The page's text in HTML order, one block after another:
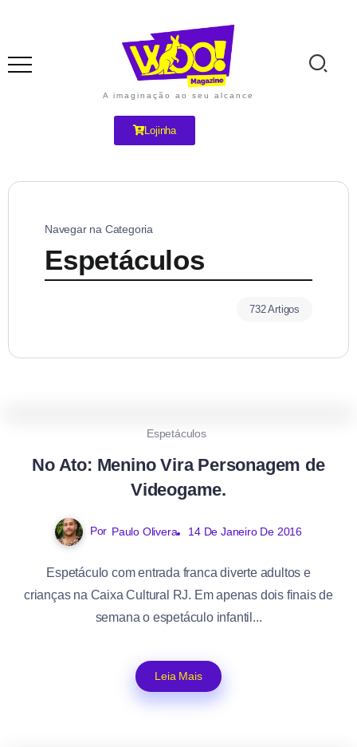
A imaginação ao seu alcance
Lojinha
Navegar na Categoria
Espetáculos
732 Artigos
Espetáculos
No Ato: Menino Vira Personagem de
Videogame.
Por Paulo Olivera 14 De Janeiro De 2016
Espetáculo com entrada franca diverte adultos e
crianças na Caixa Cultural RJ. Em apenas dois finais de
semana o espetáculo infantil...
Leia Mais